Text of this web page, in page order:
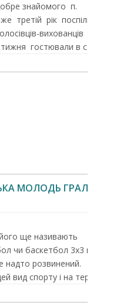
знайомого п.
третій рік поспіль
вихованців
гостювали в с...
МОЛОДЬ ГРАЛА У
ще називають
чи баскетбол 3х3 на
надто розвинений.
вид спорту і на тере...